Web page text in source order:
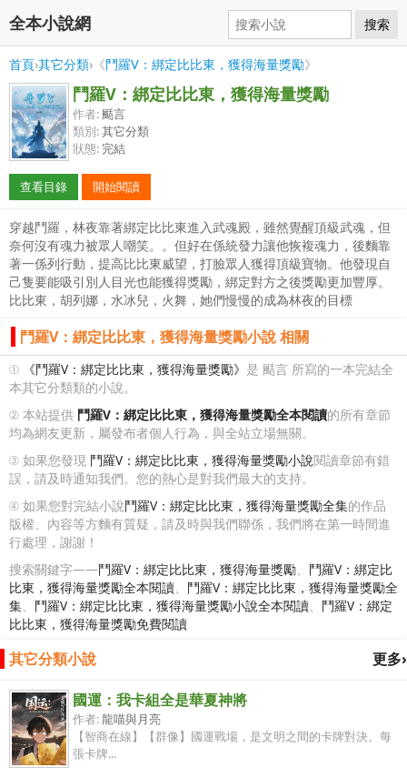
全本小說網 搜索
首頁›其它分類›《鬥羅V：綁定比比東，獲得海量獎勵》
鬥羅V：綁定比比東，獲得海量獎勵
作者: 颳言
類別:其它分類
狀態: 完結
查看目錄 開始閱讀
穿越鬥羅，林夜靠著綁定比比東進入武魂殿，雖然覺醒頂級武魂，但
奈何沒有魂力被眾人嘲笑。。但好在係統發力讓他恢複魂力，後麵靠
著一係列行動，提高比比東威望，打臉眾人獲得頂級寶物。他發現自
己隻要能吸引別人目光也能獲得獎勵，綁定對方之後獎勵更加豐厚。
比比東，胡列娜，水冰兒，火舞，她們慢慢的成為林夜的目標
鬥羅V：綁定比比東，獲得海量獎勵小說 相關
① 《鬥羅V：綁定比比東，獲得海量獎勵》 是 颳言 所寫的一本完結全
本其它分類類的小說。
② 本站提供 鬥羅V：綁定比比東，獲得海量獎勵全本閱讀的所有章節
均為網友更新，屬發布者個人行為，與全站立場無關。
③ 如果您發現 鬥羅V：綁定比比東，獲得海量獎勵小說閱讀章節有錯
誤，請及時通知我們。您的熱心是對我們最大的支持。
④ 如果您對完結小說鬥羅V：綁定比比東，獲得海量獎勵全集的作品
版權、內容等方麵有質疑，請及時與我們聯係，我們將在第一時間進
行處理，謝謝！
搜索關鍵字——鬥羅V：綁定比比東，獲得海量獎勵、 鬥羅V：綁定比
比東，獲得海量獎勵全本閱讀、 鬥羅V：綁定比比東，獲得海量獎勵全
集、 鬥羅V：綁定比比東，獲得海量獎勵小說全本閱讀、 鬥羅V：綁定
比比東，獲得海量獎勵免費閱讀
更多›
其它分類小說
國運：我卡組全是華夏神將
作者:龍喵與月亮
【智商在線】【群像】國運戰場，是文明之間的卡牌對決。每
張卡牌...